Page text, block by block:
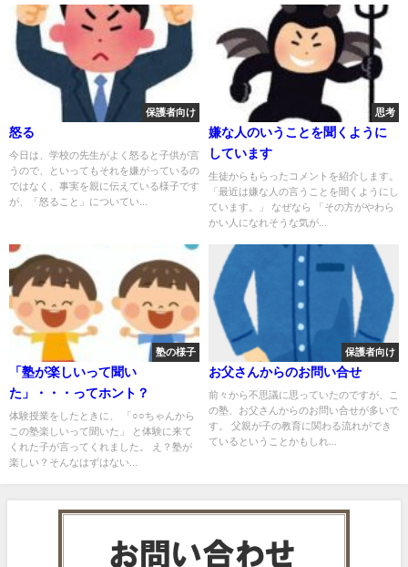
保護者向け
怒る
今日は、学校の先生がよく怒ると子供が言
うので、といってもそれを嫌がっているの
ではなく、事実を親に伝えている様子です
が、「怒ること」についてい...
思考
嫌な人のいうことを聞くように
しています
生徒からもらったコメントを紹介します。
「最近は嫌な人の言うことを聞くようにし
ています。」 なぜなら 「その方がやわら
かい人になれそうな気が...
塾の様子
「塾が楽しいって聞い
た」・・・ってホント？
体験授業をしたときに、 「○○ちゃんから
この塾楽しいって聞いた」 と体験に来て
くれた子が言ってくれました。 え？塾が
楽しい？そんなはずはない...
保護者向け
お父さんからのお問い合せ
前々から不思議に思っていたのですが、こ
の塾、お父さんからのお問い合せが多いで
す。 父親が子の教育に関わる流れができ
ているということかもしれ...